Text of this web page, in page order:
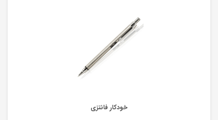
خودکار فانتزی